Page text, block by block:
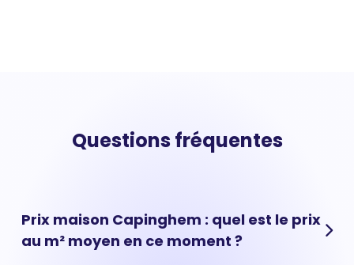
Questions fréquentes
Prix maison Capinghem : quel est le prix
au m² moyen en ce moment ?